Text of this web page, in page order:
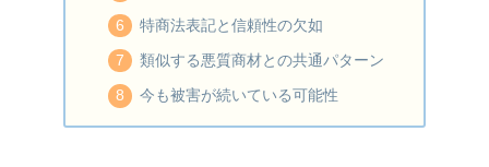
特商法表記と信頼性の欠如
類似する悪質商材との共通パターン
今も被害が続いている可能性